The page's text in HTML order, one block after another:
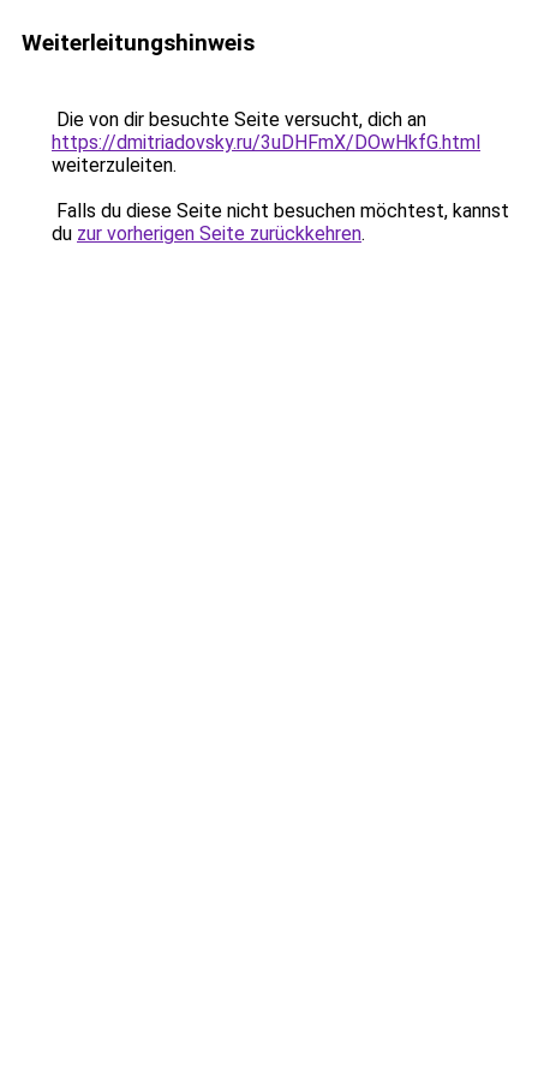
Weiterleitungshinweis
Die von dir besuchte Seite versucht, dich an
https://dmitriadovsky.ru/3uDHFmX/DOwHkfG.html
weiterzuleiten.
Falls du diese Seite nicht besuchen möchtest, kannst
du zur vorherigen Seite zurückkehren.